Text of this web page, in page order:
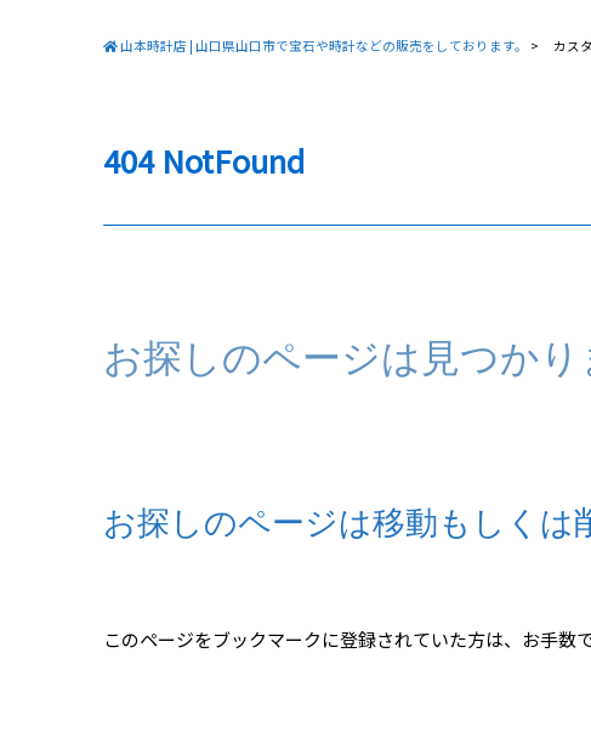
山本時計店 | 山口県山口市で宝石や時計などの販売をしております。 > カス
404 NotFound
お探しのページは見つかり
お探しのページは移動もしくは
このページをブックマークに登録されていた方は、お手数